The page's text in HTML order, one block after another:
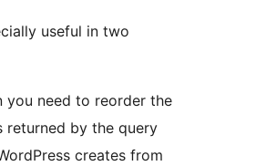
useful in two
you need to reorder the
returned by the query
creates from